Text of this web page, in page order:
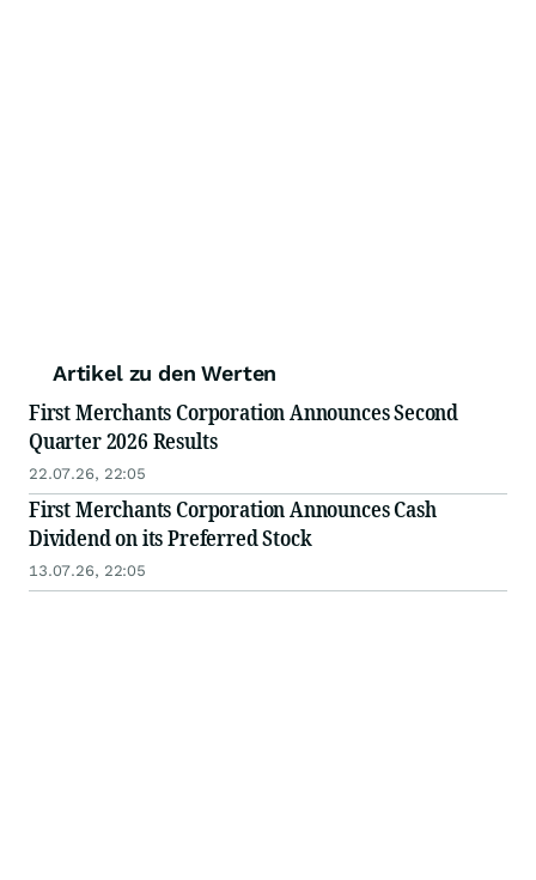
Artikel zu den Werten
First Merchants Corporation Announces Second
Quarter 2026 Results
22.07.26, 22:05
First Merchants Corporation Announces Cash
Dividend on its Preferred Stock
13.07.26, 22:05